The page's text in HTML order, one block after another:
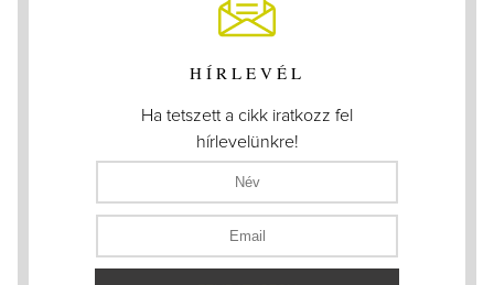
HÍRLEVÉL
Ha tetszett a cikk iratkozz fel
hírlevelünkre!